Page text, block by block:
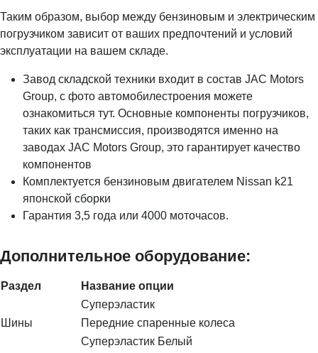
Таким образом, выбор между бензиновым и электрическим
погрузчиком зависит от ваших предпочтений и условий
эксплуатации на вашем складе.
Завод складской техники входит в состав JAC Motors
Group, с фото автомобилестроения можете
ознакомиться тут. Основные компоненты погрузчиков,
таких как трансмиссия, производятся именно на
заводах JAC Motors Group, это гарантирует качество
компонентов
Комплектуется бензиновым двигателем Nissan k21
японской сборки
Гарантия 3,5 года или 4000 моточасов.
Дополнительное оборудование:
Раздел Название опции
Шины
Суперэластик
Передние спаренные колеса
Суперэластик Белый